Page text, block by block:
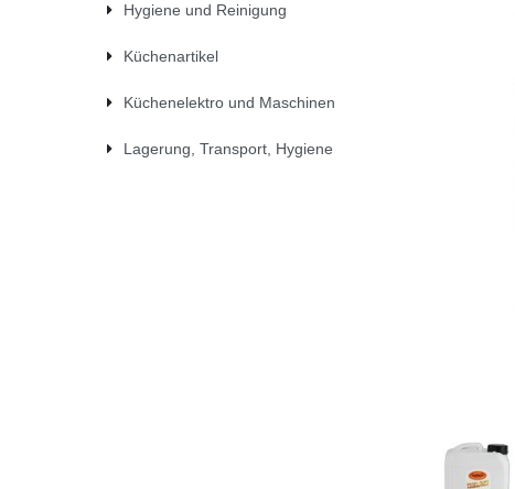
Hygiene und Reinigung
Küchenartikel
Küchenelektro und Maschinen
Lagerung, Transport, Hygiene